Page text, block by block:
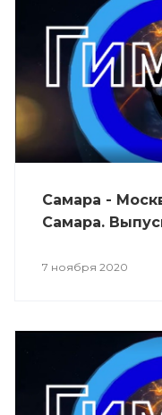
Самара -
Самара.
7 ноября 2020